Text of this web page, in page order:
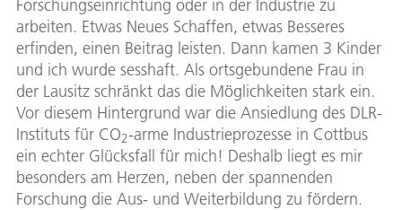
Forschungseinrichtung oder in der Industrie zu
arbeiten. Etwas Neues Schaffen, etwas Besseres
erfinden, einen Beitrag leisten. Dann kamen 3 Kinder
und ich wurde sesshaft. Als ortsgebundene Frau in
der Lausitz schränkt das die Möglichkeiten stark ein.
Vor diesem Hintergrund war die Ansiedlung des DLR-
Instituts für CO2-arme Industrieprozesse in Cottbus
ein echter Glücksfall für mich! Deshalb liegt es mir
besonders am Herzen, neben der spannenden
Forschung die Aus- und Weiterbildung zu fördern.